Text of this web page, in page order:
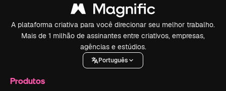
A plataforma criativa para você direcionar seu melhor trabalho.
Mais de 1 milhão de assinantes entre criativos, empresas,
agências e estúdios.
Português
Produtos